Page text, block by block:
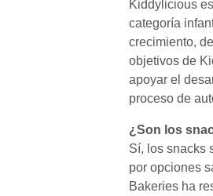
Kiddylicious
categoría
crecimiento,
objetivos de
apoyar el
proceso de
¿Son los
Sí, los snacks
por opciones
Bakeries ha